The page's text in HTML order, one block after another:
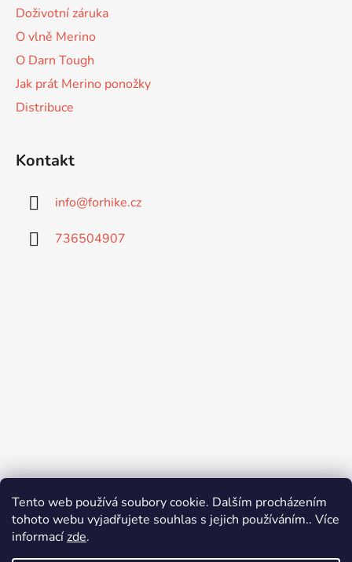
Tento web používá soubory cookie. Dalším procházením
tohoto webu vyjadřujete souhlas s jejich používáním.. Více
informacízde.
Doživotní záruka
O vlně Merino
O Darn Tough
Jak prát Merino ponožky
Distribuce
Kontakt
info@forhike.cz
736504907